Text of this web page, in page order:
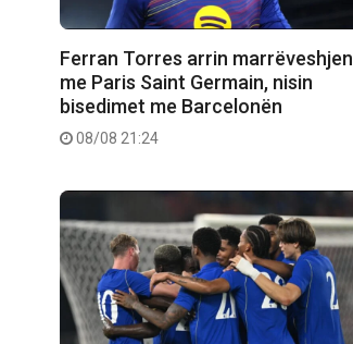
Ferran Torres arrin marrëveshjen
me Paris Saint Germain, nisin
bisedimet me Barcelonën
08/08 21:24